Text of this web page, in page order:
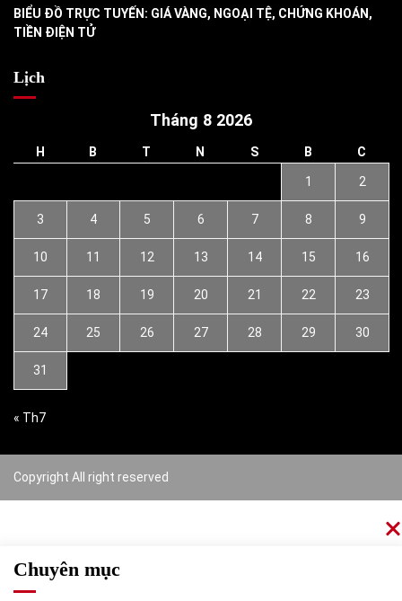
BIỂU ĐỒ TRỰC TUYẾN: GIÁ VÀNG, NGOẠI TỆ, CHỨNG KHOÁN,
TIỀN ĐIỆN TỬ
Lịch
Tháng 8 2026
H B T N S B C
1 2
3 4 5 6 7 8 9
10 11 12 13 14 15 16
17 18 19 20 21 22 23
24 25 26 27 28 29 30
31
« Th7
Copyright All right reserved
Chuyên mục